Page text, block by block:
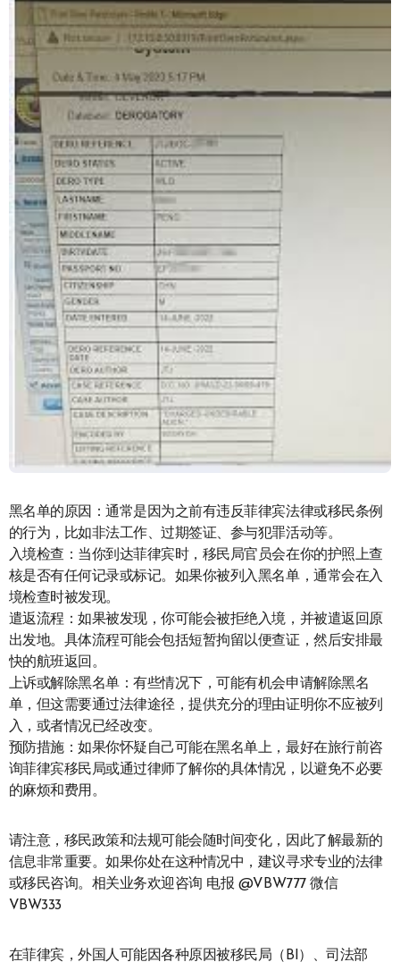
黑名单的原因：通常是因为之前有违反菲律宾法律或移民条例
的行为，比如非法工作、过期签证、参与犯罪活动等。
入境检查：当你到达菲律宾时，移民局官员会在你的护照上查
核是否有任何记录或标记。如果你被列入黑名单，通常会在入
境检查时被发现。
遣返流程：如果被发现，你可能会被拒绝入境，并被遣返回原
出发地。具体流程可能会包括短暂拘留以便查证，然后安排最
快的航班返回。
上诉或解除黑名单：有些情况下，可能有机会申请解除黑名
单，但这需要通过法律途径，提供充分的理由证明你不应被列
入，或者情况已经改变。
预防措施：如果你怀疑自己可能在黑名单上，最好在旅行前咨
询菲律宾移民局或通过律师了解你的具体情况，以避免不必要
的麻烦和费用。
请注意，移民政策和法规可能会随时间变化，因此了解最新的
信息非常重要。如果你处在这种情况中，建议寻求专业的法律
或移民咨询。相关业务欢迎咨询 电报 @VBW777 微信
VBW333
在菲律宾，外国人可能因各种原因被移民局（BI）、司法部